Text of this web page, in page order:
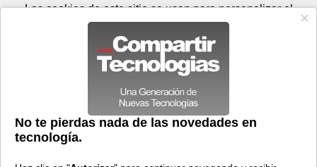
Prensa Videos
> hat colaboran desarrollo
hat colaboran desarrollo
Jueves 06 de agosto - 08:04 Registrar Conectar
Las cookies de este sitio se usan para personalizar el
contenido y los anuncios, para ofrecer funciones de medios
sociales y para analizar el tráfico. Además, compartimos
información sobre el uso que haga del sitio web con nuestros
partners de medios sociales, de publicidad y de análisis
web.
OK